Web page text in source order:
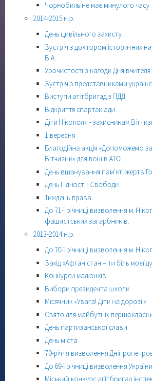
Чорнобиль не має минулого часу
2014-2015 н.р.
День цивільного захисту
Зустріч з доктором історичних
В.А.
Урочистості з нагоди Дня вчителя
Зустріч з представниками
Виступи агітбригад з ПДД
Відкриття спартакіади
Діти Нікополя - захисникам
1 вересня
Благодійна акція «Допоможемо
Вітчизни» для воїнів АТО
День вшанування пам'яті жертв
День Гідності і Свободи
Тиждень права
До 71-ї річниці визволення м.
фашистських загарбників.
2013-2014 н.р.
До 70-ї річниці визволення м.
Захід «Афганістан – ти біль моєї
Конкурси малюнків
Вибори президента школи
Місячник «Увага! Діти на дорозі!»
Свято для майбутніх
День партизанської слави
День міста
70-річчя визволення
До 69-ї річниці визволення України
Міський конкурс агітбригад